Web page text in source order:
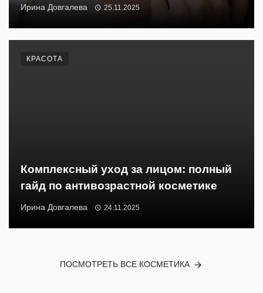
Ирина Довгалева 25.11.2025
Комплексный уход за лицом: полный
гайд по антивозрастной косметике
Ирина Довгалева 24.11.2025
КРАСОТА
ПОСМОТРЕТЬ ВСЕ КОСМЕТИКА